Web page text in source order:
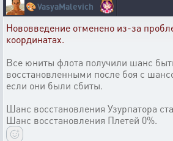
🎨VasyaMalevich
Нововведение отменено из-за
координатах.
Все юниты флота получили шанс
восстановленными после боя с
если они были сбиты.
Шанс восстановления Узурпатора
Шанс восстановления Плетей 0%.